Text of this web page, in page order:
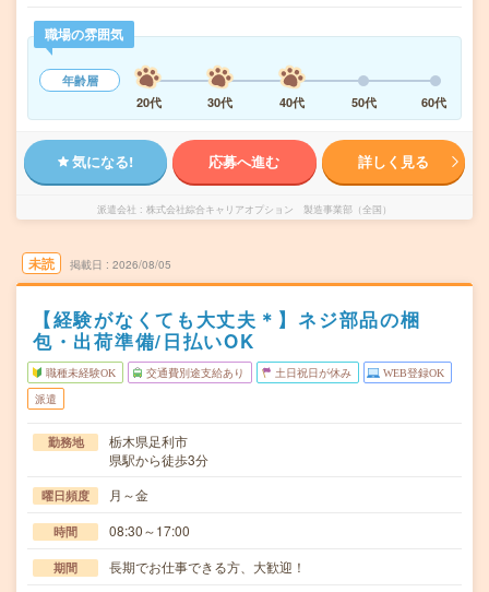
職場の雰囲気
年齢層
20代
30代 40代 50代 60代
気になる! 応募へ進む 詳しく見る
派遣会社 株式会社綜合キャリアオプション 製造事業部（全国）
未読 掲載日 2026/08/05
【経験がなくても大丈夫＊】ネジ部品の梱
包・出荷準備/日払いOK
職種未経験OK 交通費別途支給あり 土日祝日が休み WEB登録OK
派遣
勤務地
栃木県足利市
県駅から徒歩3分
曜日頻度 月～金
時間 08:30～17:00
期間 長期でお仕事できる方、大歓迎！